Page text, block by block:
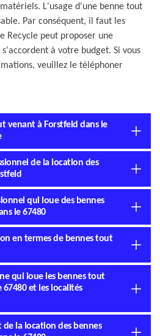
L'usage d'une benne tout
Par conséquent, il faut les
Recycle peut proposer une
à votre budget. Si vous
veuillez le téléphoner
venant à Forstfeld dans le
de la location des
qui loue des bennes
le 67480
en termes de bennes tout
qui loue les bennes tout
et les localités
de la location des bennes